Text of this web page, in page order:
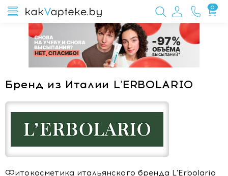
0
Бренд из Италии L'ERBOLARIO
Фитокосметика итальянского бренда L'Erbolario